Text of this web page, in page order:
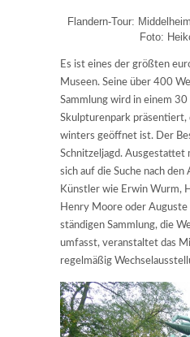
Flandern-Tour:
Foto:
Es ist eines der größten
Museen. Seine über 400
Sammlung wird in einem
Skulpturenpark präsentiert,
winters geöffnet ist. Der
Schnitzeljagd. Ausgestattet
sich auf die Suche nach
Künstler wie Erwin Wurm,
Henry Moore oder Auguste
ständigen Sammlung, die
umfasst, veranstaltet das
regelmäßig